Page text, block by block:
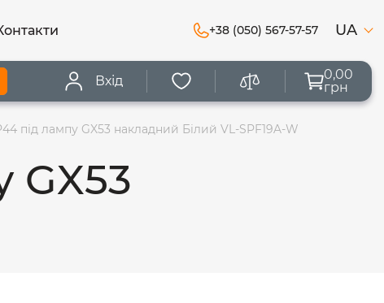
+38 (050) 567-57-57 UA
Вхід
0,00
грн
під лампу GX53 накладний Білий VL-SPF19A-W
GX53